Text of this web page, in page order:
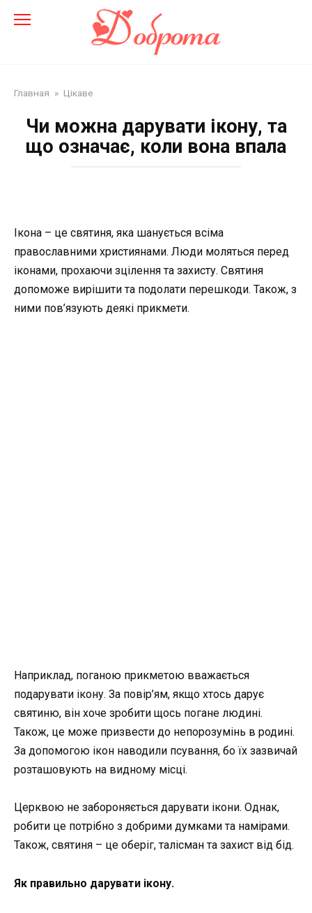
Главная » Цікаве
Чи можна дарувати ікону, та
що означає, коли вона впала
Ікона – це святиня, яка шанується всіма
православними християнами. Люди моляться перед
іконами, прохаючи зцілення та захисту. Святиня
допоможе вирішити та подолати перешкоди. Також, з
ними пов’язують деякі прикмети.
Наприклад, поганою прикметою вважається
подарувати ікону. За повір’ям, якщо хтось дарує
святиню, він хоче зробити щось погане людині.
Також, це може призвести до непорозумінь в родині.
За допомогою ікон наводили псування, бо їх зазвичай
розташовують на видному місці.
Церквою не забороняється дарувати ікони. Однак,
робити це потрібно з добрими думками та намірами.
Також, святиня – це оберіг, талісман та захист від бід.
Як правильно дарувати ікону.